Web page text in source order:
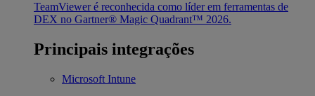
TeamViewer é reconhecida como líder em ferramentas de
DEX no Gartner® Magic Quadrant™ 2026.
Principais integrações
Microsoft Intune